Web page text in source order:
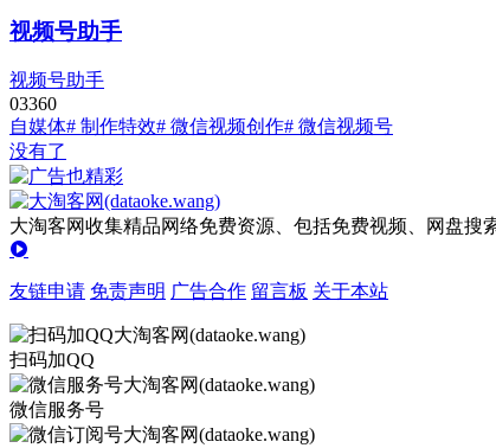
视频号助手
视频号助手
03360
自媒体# 制作特效# 微信视频创作# 微信视频号
没有了
大淘客网收集精品网络免费资源、包括免费视频、网盘搜
友链申请 免责声明 广告合作 留言板 关于本站
扫码加QQ
微信服务号